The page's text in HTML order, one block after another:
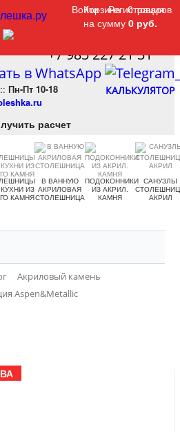
+7 985 227 21 31
КАЛЬКУЛЯТОР
: Пн-Пт 10-18
расчет
Войти Регистрация
Корзина 0 товаров
на сумму 0 руб.
ИЗ
КАМНЯ
В ВАННУЮ
АКРИЛОВАЯ
СТОЛЕШНИЦА
ПОДОКОННИКИ
ИЗ АКРИЛ.
КАМНЯ
САНУЗЛЫ
АКРИЛ
Акриловый камень
Aspen&Metallic
Войти Регистрация
Корзина 0 товаров
на сумму 0 руб.